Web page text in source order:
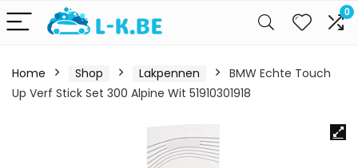
0
Home Shop Lakpennen
BMW Echte Touch
Up Verf Stick Set 300 Alpine Wit 51910301918